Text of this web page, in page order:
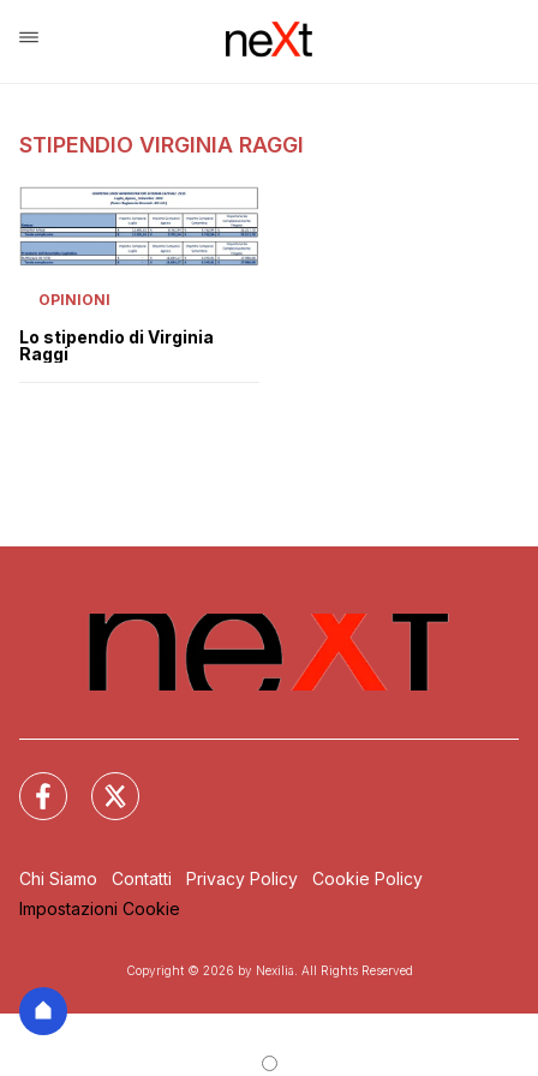
STIPENDIO VIRGINIA RAGGI
OPINIONI
Lo stipendio di Virginia
Raggi
Chi Siamo Contatti Privacy Policy
Cookie Policy
Impostazioni Cookie
Copyright © 2026 by Nexilia. All Rights Reserved